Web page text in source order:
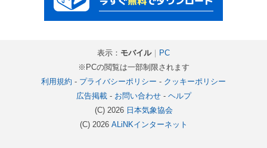
表示： モバイル｜ PC
※PCの閲覧は一部制限されます
利用規約 - プライバシーポリシー - クッキーポリシー
広告掲載- お問い合わせ- ヘルプ
(C) 2026 日本気象協会
(C) 2026 ALiNKインターネット